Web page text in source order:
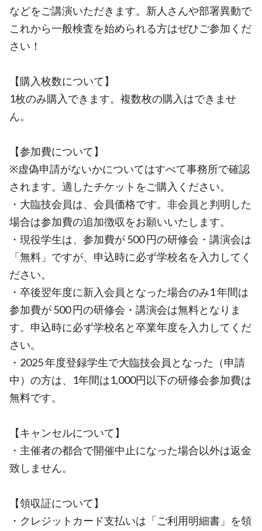
などをご講演いただきます。新人さんや部署異動で
これから一般検査を始められる方はぜひご参加くだ
さい！
【購入枚数について】
1枚のみ購入できます。複数枚の購入はできませ
ん。
【参加費について】
※虚偽申請がないかについてはすべて事務所で確認
されます。適したチケットをご購入ください。
・大臨技会員は、会員価格です。非会員と判明した
場合は参加費の追加徴収をお願いいたします。
・現役学生は、参加費が 500 円の研修会・講演会は
「無料」ですが、申込時に必ず学校名を入力してく
ださい。
・卒後翌年度に新入会員となった場合のみ1 年間は
参加費が 500 円の研修会・講演会は無料となりま
す。申込時に必ず学校名と卒業年度を入力してくだ
さい。
・2025 年度登録学生で大臨技会員となった（申請
中）の方は、1年間は1,000円以下の研修会参加費は
無料です。
【キャンセルについて】
・主催者の都合で開催中止になった場合以外は返金
致しません。
【領収証について】
・クレジットカード支払いは「ご利用明細書」を領